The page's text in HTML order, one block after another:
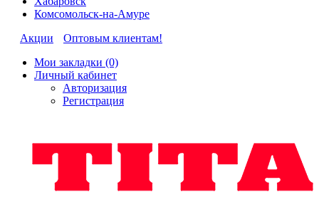
Комсомольск-на-Амуре
Акции
Оптовым клиентам!
Мои закладки (0)
Личный кабинет
Авторизация
Регистрация